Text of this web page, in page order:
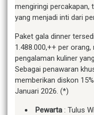
mengiringi percakapan,
yang menjadi inti dari
Paket gala dinner
1.488.000,++ per
pengalaman kuliner
Sebagai penawaran
memberikan diskon
Januari 2026. (*)
Pewarta : Tulus